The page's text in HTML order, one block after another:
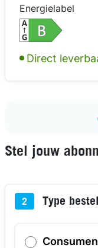
in 3D
in 3D
in 3D
in 3D
Energielabel
Direct
Stel jouw
2 Type